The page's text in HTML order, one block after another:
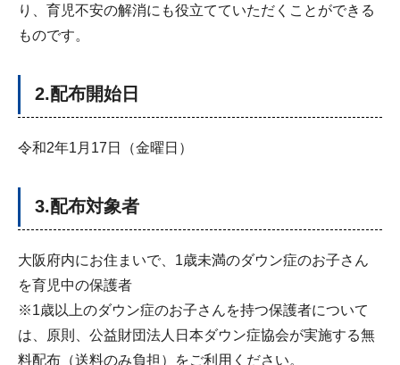
り、育児不安の解消にも役立てていただくことができる
ものです。
2.配布開始日
令和2年1月17日（金曜日）
3.配布対象者
大阪府内にお住まいで、1歳未満のダウン症のお子さん
を育児中の保護者
※1歳以上のダウン症のお子さんを持つ保護者について
は、原則、公益財団法人日本ダウン症協会が実施する無
料配布（送料のみ負担）をご利用ください。